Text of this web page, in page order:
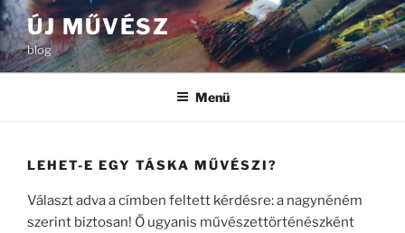
Tartalomhoz
ÚJ MŰVÉSZ
blog
Menü
LEHET-E EGY TÁSKA MŰVÉSZI?
Választ adva a címben feltett kérdésre: a nagynéném
szerint biztosan! Ő ugyanis művészettörténészként